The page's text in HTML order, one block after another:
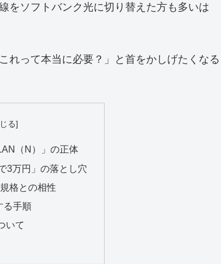
をソフトバンク光に切り替えた方も多いは
れって本当に必要？」と首をかしげたくなる
（N）」の正体
3万円」の落とし穴
格との相性
る手順
いて